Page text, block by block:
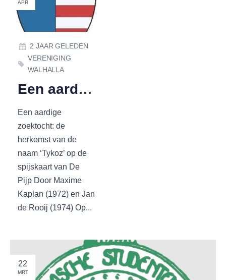
APR
Een aardige zoektocht
2 JAAR GELEDEN
VERENIGING
WALHALLA
Een aardige
zoektocht: de
herkomst van de
naam ‘Tykoz’ op de
spijskaart van De
Pijp Door Maxime
Kaplan (1972) en Jan
de Rooij (1974) Op...
22
MRT